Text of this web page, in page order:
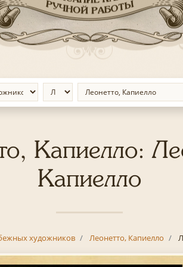
Капиелло:
Капиелло
художников Леонетто, Капиелло